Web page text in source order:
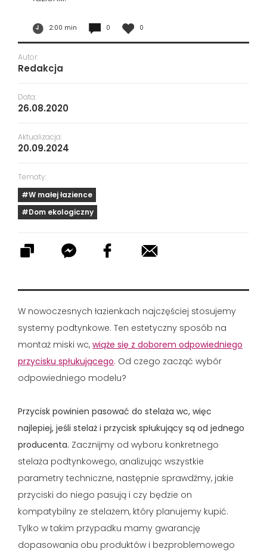
2:00 min 0 0
W nowoczesnych łazienkach najczęściej stosujemy
systemy podtynkowe. Ten estetyczny sposób na
montaż miski wc, wiąże się z doborem odpowiedniego
przycisku spłukującego. Od czego zacząć wybór
odpowiedniego modelu?
Przycisk powinien pasować do stelaża wc, więc
najlepiej, jeśli stelaż i przycisk spłukujący są od jednego
producenta. Zacznijmy od wyboru konkretnego
stelaża podtynkowego, analizując wszystkie
parametry techniczne, następnie sprawdźmy, jakie
przyciski do niego pasują i czy będzie on
kompatybilny ze stelażem, który planujemy kupić.
Tylko w takim przypadku mamy gwarancję
dopasowania obu produktów i bezproblemowego
Autor:
Redakcja
Data:
26.08.2020
Aktualizacja:
20.09.2024
Tematy:
#W małej łazience
#Dom ekologiczny